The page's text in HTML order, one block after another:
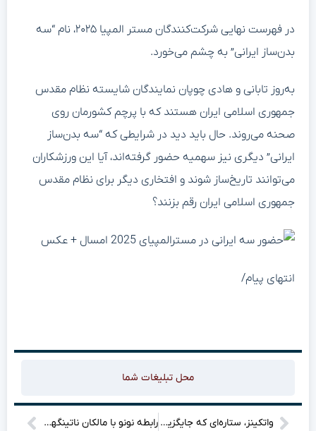
در فهرست نهایی شرکت‌کنندگان مستر المپیا ۲۰۲۵، نام “سه
بدن‌ساز ایرانی” به چشم می‌خورد.
به‌روز تابانی و هادی چوپان نمایندگان شایسته نظام مقدس
جمهوری اسلامی ایران هستند که با پرچم کشورمان روی
صحنه می‌روند. حال باید دید در شرایطی که “سه بدن‌ساز
ایرانی” دیگری نیز سهمیه حضور گرفته‌اند، آیا این ورزشکاران
می‌توانند تاریخ‌ساز شوند و افتخاری دیگر برای نظام مقدس
جمهوری اسلامی ایران رقم بزنند؟
انتهای پیام/
محل تبلیغات شما
واتکینز، ستاره‌ای که جایگزین کین مصدوم شد! رابطه نونو با مالکان ناتینگهام فارست؛ آیا او در آستانه اخراج است؟